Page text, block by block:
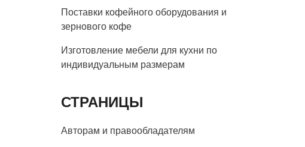
Поставки кофейного оборудования и
зернового кофе
Изготовление мебели для кухни по
индивидуальным размерам
СТРАНИЦЫ
Авторам и правообладателям